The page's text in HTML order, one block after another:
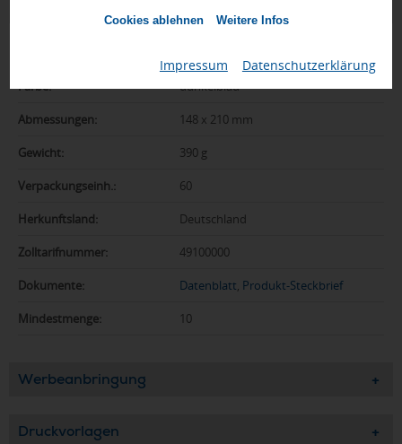
Cookies ablehnen Weitere Infos
Impressum Datenschutzerklärung
Farbe: dunkelblau
Abmessungen: 148 x 210 mm
Gewicht: 390 g
Verpackungseinh.: 60
Herkunftsland: Deutschland
Zolltarifnummer: 49100000
Dokumente: Datenblatt, Produkt-Steckbrief
Mindestmenge: 10
Werbeanbringung
Druckvorlagen